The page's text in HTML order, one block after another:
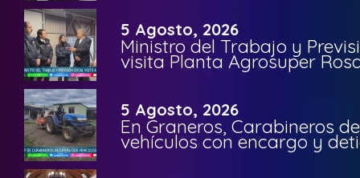
5 Agosto, 2026
Ministro del Trabajo y
visita Planta Agrosuper
5 Agosto, 2026
En Graneros, Carabineros
vehículos con encargo y